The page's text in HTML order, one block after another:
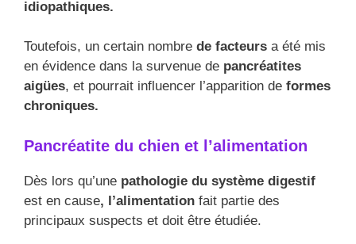
idiopathiques.
Toutefois, un certain nombre de facteurs a été mis
en évidence dans la survenue de pancréatites
aigües, et pourrait influencer l’apparition de formes
chroniques.
Pancréatite du chien et l’alimentation
Dès lors qu’une pathologie du système digestif
est en cause, l’alimentation fait partie des
principaux suspects et doit être étudiée.